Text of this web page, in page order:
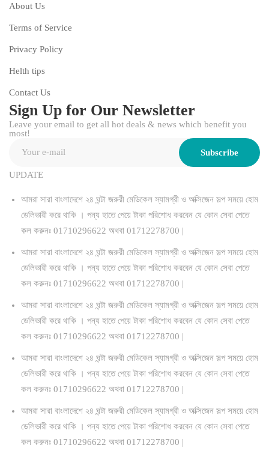
About Us
Terms of Service
Privacy Policy
Helth tips
Contact Us
Sign Up for Our Newsletter
Leave your email to get all hot deals & news which benefit you
most!
Subscribe
UPDATE
আমরা সারা বাংলাদেশে ২৪ ঘন্টা জরুরী মেডিকেল স্যামগ্রী ও অক্সিজেন সল্প সময়ে হোম
ডেলিভারী করে থাকি । পন্য হাতে পেয়ে টাকা পরিশোধ করবেন যে কোন সেবা পেতে
কল করুনঃ 01710296622 অথবা 01712278700 |
আমরা সারা বাংলাদেশে ২৪ ঘন্টা জরুরী মেডিকেল স্যামগ্রী ও অক্সিজেন সল্প সময়ে হোম
ডেলিভারী করে থাকি । পন্য হাতে পেয়ে টাকা পরিশোধ করবেন যে কোন সেবা পেতে
কল করুনঃ 01710296622 অথবা 01712278700 |
আমরা সারা বাংলাদেশে ২৪ ঘন্টা জরুরী মেডিকেল স্যামগ্রী ও অক্সিজেন সল্প সময়ে হোম
ডেলিভারী করে থাকি । পন্য হাতে পেয়ে টাকা পরিশোধ করবেন যে কোন সেবা পেতে
কল করুনঃ 01710296622 অথবা 01712278700 |
আমরা সারা বাংলাদেশে ২৪ ঘন্টা জরুরী মেডিকেল স্যামগ্রী ও অক্সিজেন সল্প সময়ে হোম
ডেলিভারী করে থাকি । পন্য হাতে পেয়ে টাকা পরিশোধ করবেন যে কোন সেবা পেতে
কল করুনঃ 01710296622 অথবা 01712278700 |
আমরা সারা বাংলাদেশে ২৪ ঘন্টা জরুরী মেডিকেল স্যামগ্রী ও অক্সিজেন সল্প সময়ে হোম
ডেলিভারী করে থাকি । পন্য হাতে পেয়ে টাকা পরিশোধ করবেন যে কোন সেবা পেতে
কল করুনঃ 01710296622 অথবা 01712278700 |